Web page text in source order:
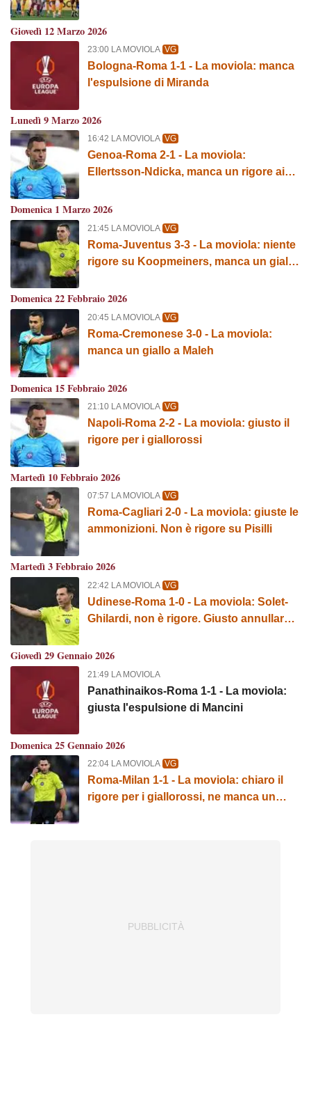
Giovedì 12 Marzo 2026
23:00 LA MOVIOLA VG
Bologna-Roma 1-1 - La moviola: manca
l'espulsione di Miranda
Lunedì 9 Marzo 2026
16:42 LA MOVIOLA VG
Genoa-Roma 2-1 - La moviola:
Ellertsson-Ndicka, manca un rigore ai
Domenica 1 Marzo 2026
21:45 LA MOVIOLA VG
Roma-Juventus 3-3 - La moviola: niente
rigore su Koopmeiners, manca un giallo
Domenica 22 Febbraio 2026
20:45 LA MOVIOLA VG
Roma-Cremonese 3-0 - La moviola:
manca un giallo a Maleh
Domenica 15 Febbraio 2026
21:10 LA MOVIOLA VG
Napoli-Roma 2-2 - La moviola: giusto il
rigore per i giallorossi
Martedì 10 Febbraio 2026
07:57 LA MOVIOLA VG
Roma-Cagliari 2-0 - La moviola: giuste le
ammonizioni. Non è rigore su Pisilli
Martedì 3 Febbraio 2026
22:42 LA MOVIOLA VG
Udinese-Roma 1-0 - La moviola: Solet-
Ghilardi, non è rigore. Giusto annullare il
Giovedì 29 Gennaio 2026
21:49 LA MOVIOLA
Panathinaikos-Roma 1-1 - La moviola:
giusta l'espulsione di Mancini
Domenica 25 Gennaio 2026
22:04 LA MOVIOLA VG
Roma-Milan 1-1 - La moviola: chiaro il
rigore per i giallorossi, ne manca un